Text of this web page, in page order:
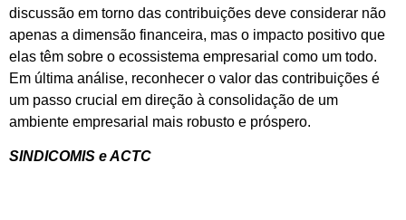
discussão em torno das contribuições deve considerar não
apenas a dimensão financeira, mas o impacto positivo que
elas têm sobre o ecossistema empresarial como um todo.
Em última análise, reconhecer o valor das contribuições é
um passo crucial em direção à consolidação de um
ambiente empresarial mais robusto e próspero.
SINDICOMIS e ACTC